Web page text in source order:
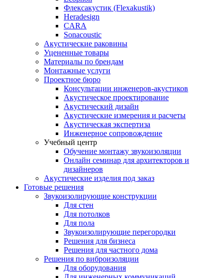
Флексакустик (Flexakustik)
Heradesign
CARA
Sonacoustic
Акустические раковины
Уцененные товары
Материалы по брендам
Монтажные услуги
Проектное бюро
Консультации инженеров-акустиков
Акустическое проектирование
Акустический дизайн
Акустические измерения и расчеты
Акустическая экспертиза
Инженерное сопровождение
Учебный центр
Обучение монтажу звукоизоляции
Онлайн семинар для архитекторов и
дизайнеров
Акустические изделия под заказ
Готовые решения
Звукоизолирующие конструкции
Для стен
Для потолков
Для пола
Звукоизолирующие перегородки
Решения для бизнеса
Решения для частного дома
Решения по виброизоляции
Для оборудования